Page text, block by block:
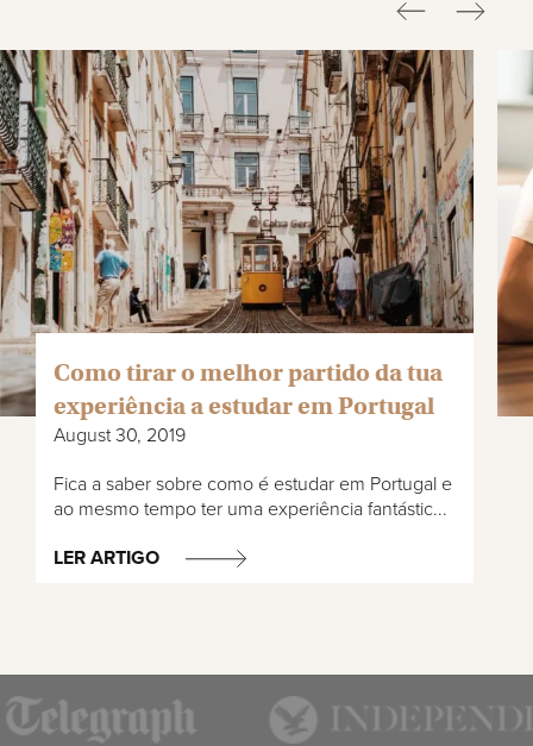
Como tirar o melhor partido da tua
experiência a estudar em Portugal
August 30, 2019
Fica a saber sobre como é estudar em Portugal e
ao mesmo tempo ter uma experiência fantástic...
LER ARTIGO